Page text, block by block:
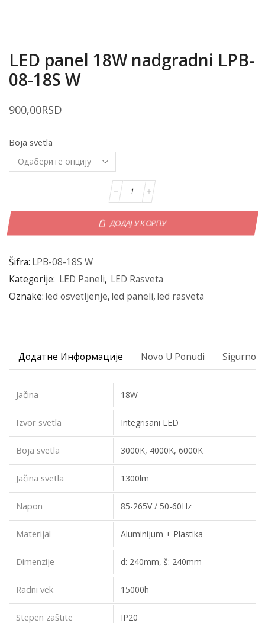
LED panel 18W nadgradni LPB-
08-18S W
900,00RSD
Boja svetla
ДОДАЈ У КОРПУ
Šifra: LPB-08-18S W
Kategorije: LED Paneli, LED Rasveta
Oznake:led osvetljenje,led paneli,led rasveta
Додатне Информације Novo U Ponudi Sigurno
Jačina 18W
Izvor svetla Integrisani LED
Boja svetla 3000K, 4000K, 6000K
Jačina svetla 1300lm
Napon 85-265V / 50-60Hz
Materijal Aluminijum + Plastika
Dimenzije d: 240mm, š: 240mm
Radni vek 15000h
Stepen zaštite IP20